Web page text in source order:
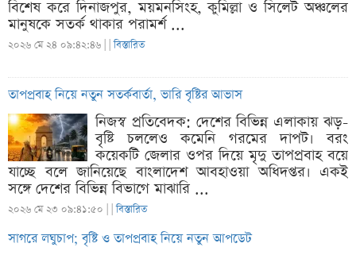
বিশেষ করে দিনাজপুর, ময়মনসিংহ, কুমিল্লা ও সিলেট অঞ্চলের
মানুষকে সতর্ক থাকার পরামর্শ ...
২০২৬ মে ২৪ ০৯:৪২:৪৬ | |বিস্তারিত
তাপপ্রবাহ নিয়ে নতুন সতর্কবার্তা, ভারি বৃষ্টির আভাস
নিজস্ব প্রতিবেদক: দেশের বিভিন্ন এলাকায় ঝড়-
বৃষ্টি চললেও কমেনি গরমের দাপট। বরং
কয়েকটি জেলার ওপর দিয়ে মৃদু তাপপ্রবাহ বয়ে
যাচ্ছে বলে জানিয়েছে বাংলাদেশ আবহাওয়া অধিদপ্তর। একই
সঙ্গে দেশের বিভিন্ন বিভাগে মাঝারি ...
২০২৬ মে ২৩ ০৯:৪১:৫০ | |বিস্তারিত
সাগরে লঘুচাপ; বৃষ্টি ও তাপপ্রবাহ নিয়ে নতুন আপডেট